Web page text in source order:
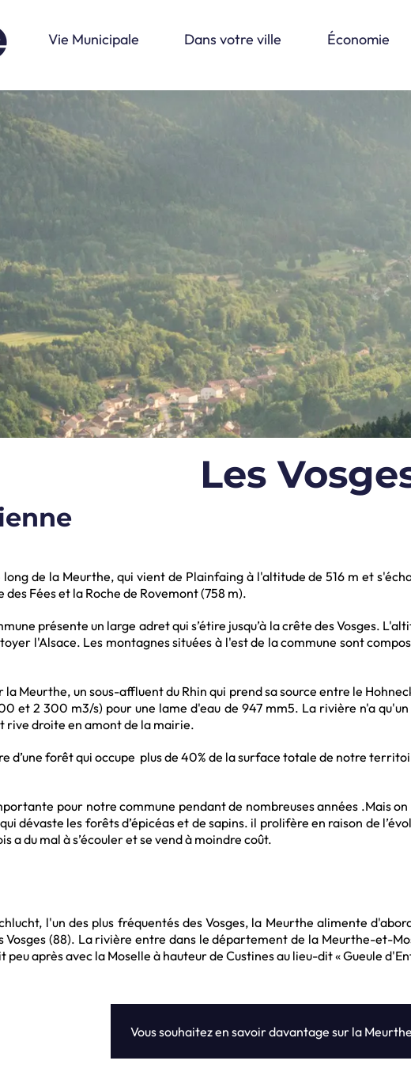
Vie Municipale Dans votre ville Économie
Les
de la Meurthe, qui vient de Plainfaing à l'altitude de 516 m et
Fées et la Roche de Rovemont (758 m).
présente un large adret qui s’étire jusqu’à la crête des Vosges.
l'Alsace. Les montagnes situées à l'est de la commune sont
Meurthe, un sous-affluent du Rhin qui prend sa source entre le
et 2 300 m3/s) pour une lame d'eau de 947 mm5. La rivière n'a
rive droite en amont de la mairie.
d’une forêt qui occupe plus de 40% de la surface totale de notre
pour notre commune pendant de nombreuses années .Mais
dévaste les forêts d’épicéas et de sapins. il prolifère en raison de
a du mal à s’écouler et se vend à moindre coût.
l'un des plus fréquentés des Vosges, la Meurthe alimente
Vosges (88). La rivière entre dans le département de la Meurthe-et-
après avec la Moselle à hauteur de Custines au lieu-dit « Gueule
Vous souhaitez en savoir davantage sur la